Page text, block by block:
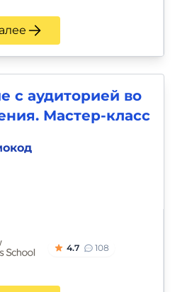
с аудиторией во
Мастер-класс
4.7 108